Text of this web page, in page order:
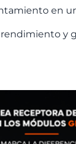
en
rendimiento y